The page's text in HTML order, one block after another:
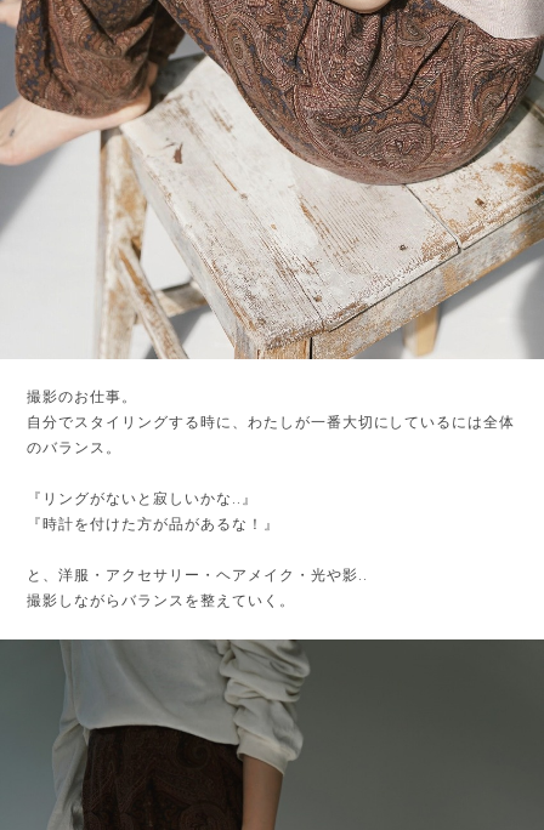
撮影のお仕事。
自分でスタイリングする時に、わたしが一番大切にしているには全体
のバランス。
『リングがないと寂しいかな..』
『時計を付けた方が品があるな！』
と、洋服・アクセサリー・ヘアメイク・光や影..
撮影しながらバランスを整えていく。